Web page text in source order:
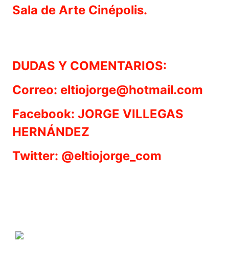
Sala de Arte Cinépolis.
DUDAS Y COMENTARIOS:
Correo: eltiojorge@hotmail.com
Facebook: JORGE VILLEGAS
HERNÁNDEZ
Twitter: @eltiojorge_com